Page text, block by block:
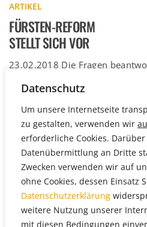
Datenschutz
Um unsere Internetseite
zu gestalten, verwenden wir
erforderliche Cookies.
Datenübermittlung an Dritte
Zwecken verwenden wir auf
ohne Cookies, dessen Einsatz
Datenschutzerklärung
weitere Nutzung unserer
mit diesen Bedingungen
ARTIKEL
FÜRSTEN-REFORM
STELLT SICH VOR
23.02.2018 Die Fragen
Unser Unternehmen vertreibt
Honige, Honigspezialitäten,